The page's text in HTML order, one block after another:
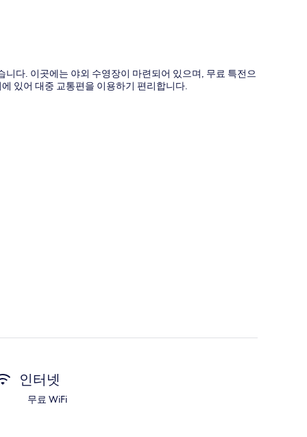
다. 이곳에는 야외 수영장이 마련되어 있으며, 무료 특전으
있어 대중 교통편을 이용하기 편리합니다.
인터넷
무료 WiFi